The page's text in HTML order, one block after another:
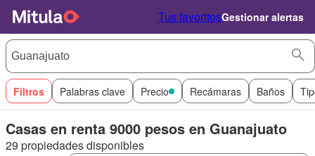
Tus favoritosGestionar alertas
Filtros Palabras clave Precio Recámaras Baños
Casas en renta 9000 pesos en Guanajuato
29 propiedades disponibles